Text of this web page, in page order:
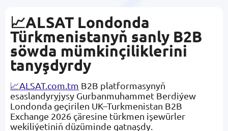
📈ALSAT Londonda
Türkmenistanyň sanly B2B
söwda mümkinçiliklerini
tanyşdyrdy
📈ALSAT.com.tm B2B platformasynyň
esaslandyryjysy Gurbanmuhammet Berdiýew
Londonda geçirilen UK–Turkmenistan B2B
Exchange 2026 çäresine türkmen işewürler
wekiliýetiniň düzüminde gatnaşdy.